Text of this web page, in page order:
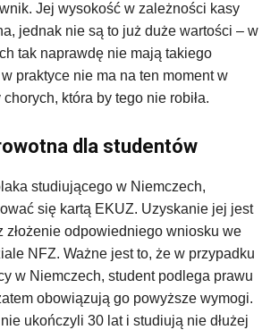
Jej wysokość w zależności kasy
jednak nie są to już duże wartości – w
tak naprawdę nie mają takiego
praktyce nie ma na ten moment w
która by tego nie robiła.
dla studentów
studiującego w Niemczech,
się kartą EKUZ. Uzyskanie jej jest
złożenie odpowiedniego wniosku we
NFZ. Ważne jest to, że w przypadku
w Niemczech, student podlega prawu
obowiązują go powyższe wymogi.
ukończyli 30 lat i studiują nie dłużej